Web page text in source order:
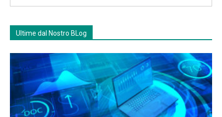
Ultime dal Nostro BLog